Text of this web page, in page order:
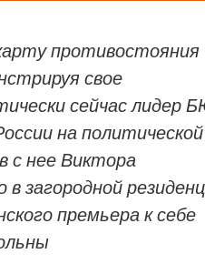
противостояния
свое
сейчас лидер
на политической
с нее Виктора
загородной
премьера к себе